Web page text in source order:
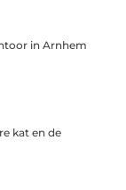
in Arnhem
kat en de